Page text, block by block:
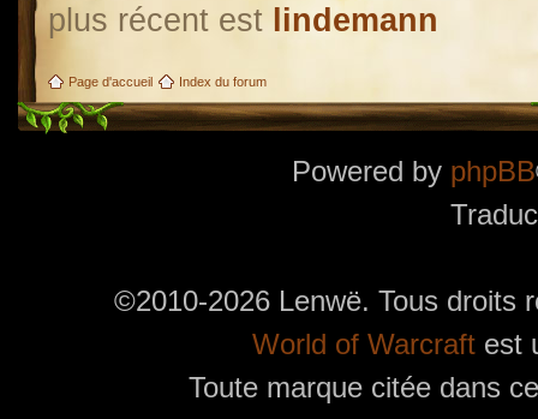
plus récent est lindemann
Page d'accueil Index du forum
Powered by phpBB
©2010-2026 Lenwë. Tous droits
World of Warcraftest
Toute marque citée dans